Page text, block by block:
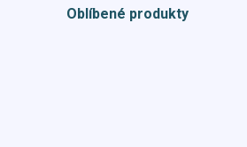
Oblíbené produkty